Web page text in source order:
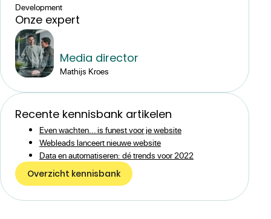
Development
Onze expert
Media director
Mathijs Kroes
Recente kennisbank artikelen
Even wachten... is funest voor je website
Webleads lanceert nieuwe website
Data en automatiseren: dé trends voor 2022
Overzicht kennisbank